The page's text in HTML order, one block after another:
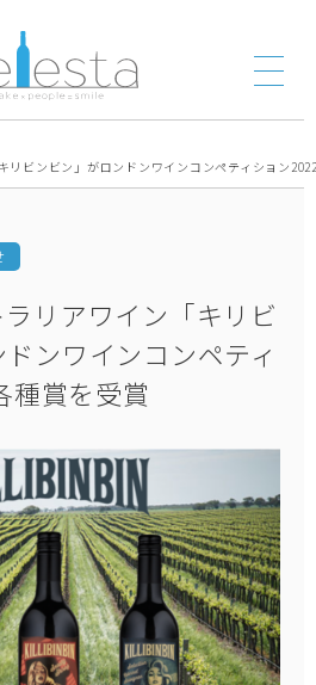
リビンビン」がロンドンワインコンペティション
リアワイン「キリビ
ンワインコンペティ
種賞を受賞